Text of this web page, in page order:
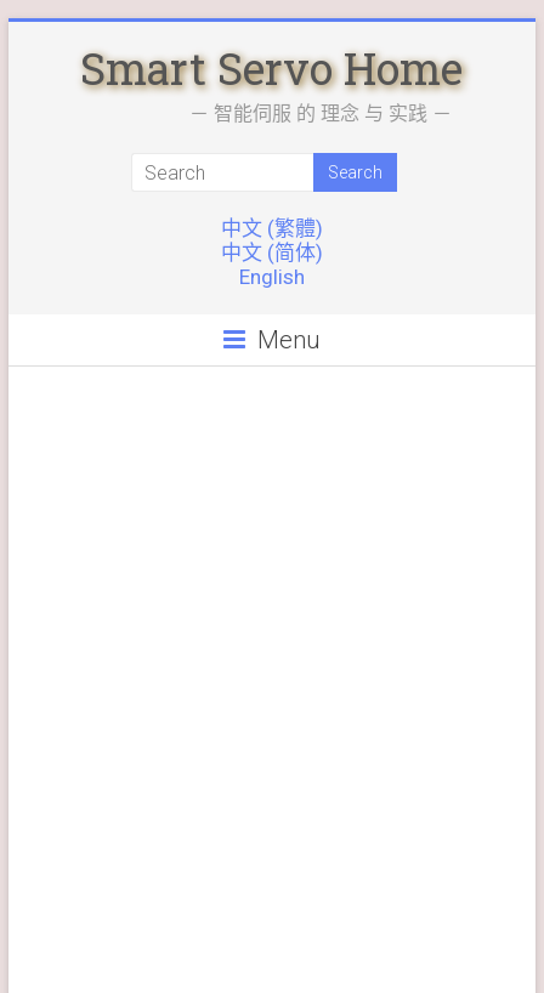
Smart Servo Home
－ 智能伺服 的 理念 与 实践 －
中文 (繁體)
中文 (简体)
English
Menu